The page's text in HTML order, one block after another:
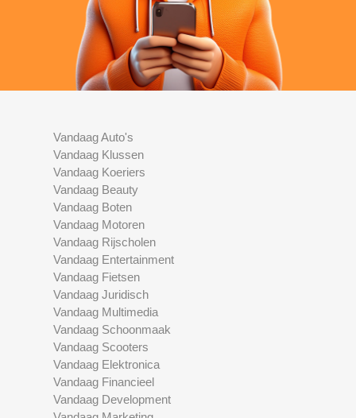
Vandaag Auto's
Vandaag Klussen
Vandaag Koeriers
Vandaag Beauty
Vandaag Boten
Vandaag Motoren
Vandaag Rijscholen
Vandaag Entertainment
Vandaag Fietsen
Vandaag Juridisch
Vandaag Multimedia
Vandaag Schoonmaak
Vandaag Scooters
Vandaag Elektronica
Vandaag Financieel
Vandaag Development